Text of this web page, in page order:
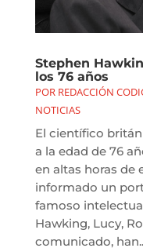
Stephen
los 76 años
POR REDACCIÓN
NOTICIAS
El científico
a la edad de 76
en altas horas de
informado un
famoso
Hawking, Lucy,
comunicado,